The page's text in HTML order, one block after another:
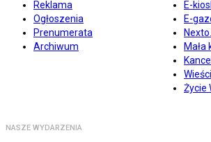
Reklama
Ogłoszenia
Prenumerata
Archiwum
E-
E-
Mała
Życie
NASZE WYDARZENIA